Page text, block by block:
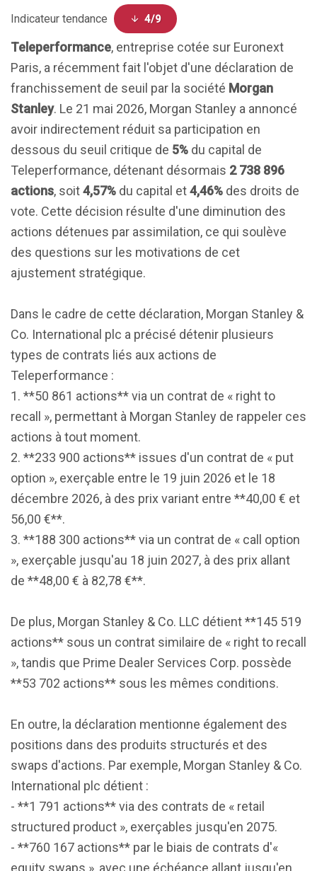
Indicateur tendance 4/9
Teleperformance, entreprise cotée sur Euronext
Paris, a récemment fait l'objet d'une déclaration de
franchissement de seuil par la société Morgan
Stanley. Le 21 mai 2026, Morgan Stanley a annoncé
avoir indirectement réduit sa participation en
dessous du seuil critique de 5% du capital de
Teleperformance, détenant désormais 2 738 896
actions, soit4,57% du capital et4,46% des droits de
vote. Cette décision résulte d'une diminution des
actions détenues par assimilation, ce qui soulève
des questions sur les motivations de cet
ajustement stratégique.
Dans le cadre de cette déclaration, Morgan Stanley &
Co. International plc a précisé détenir plusieurs
types de contrats liés aux actions de
Teleperformance :
1. **50 861 actions** via un contrat de « right to
recall », permettant à Morgan Stanley de rappeler ces
actions à tout moment.
2. **233 900 actions** issues d'un contrat de « put
option », exerçable entre le 19 juin 2026 et le 18
décembre 2026, à des prix variant entre **40,00 € et
56,00 €**.
3. **188 300 actions** via un contrat de « call option
», exerçable jusqu'au 18 juin 2027, à des prix allant
de **48,00 € à 82,78 €**.
De plus, Morgan Stanley & Co. LLC détient **145 519
actions** sous un contrat similaire de « right to recall
», tandis que Prime Dealer Services Corp. possède
**53 702 actions** sous les mêmes conditions.
En outre, la déclaration mentionne également des
positions dans des produits structurés et des
swaps d'actions. Par exemple, Morgan Stanley & Co.
International plc détient :
- **1 791 actions** via des contrats de « retail
structured product », exerçables jusqu'en 2075.
- **760 167 actions** par le biais de contrats d'«
equity swaps », avec une échéance allant jusqu'en